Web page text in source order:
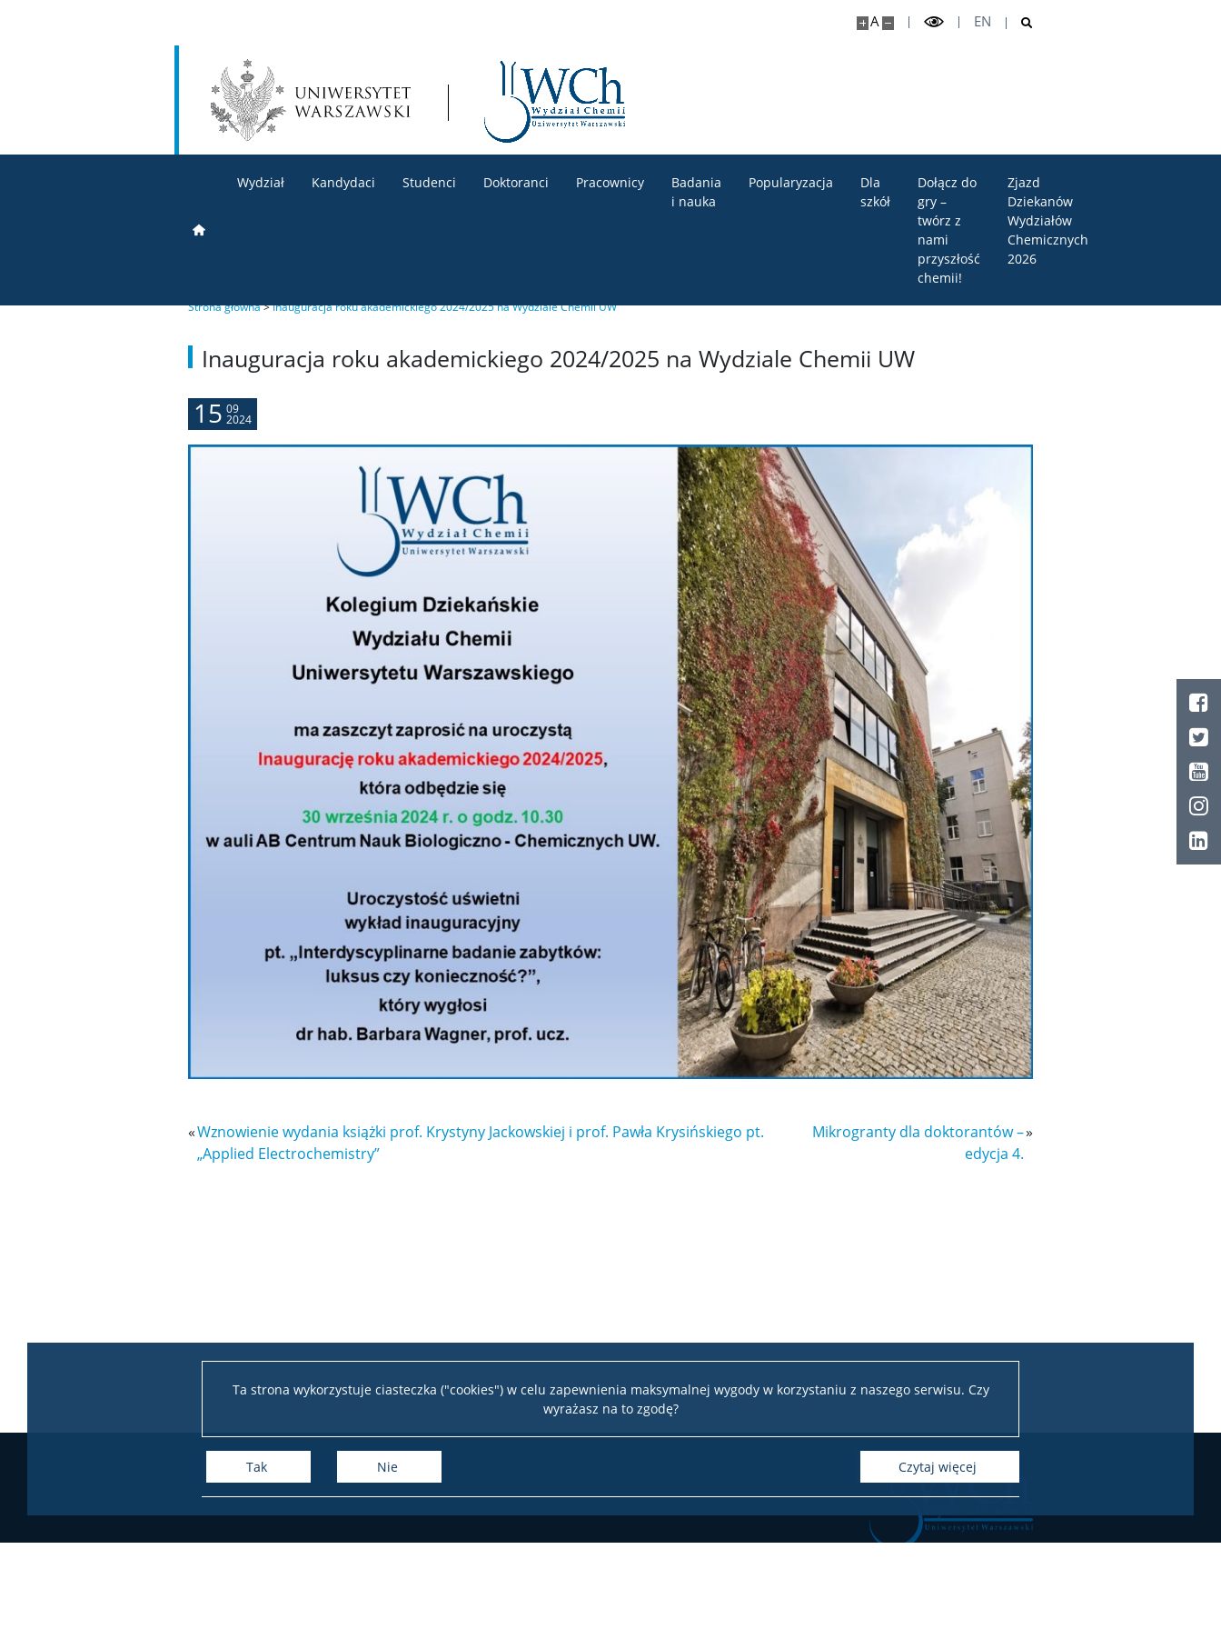
Ta strona wykorzystuje ciasteczka ("cookies") w celu zapewnienia maksymalnej wygody w korzystaniu z naszego serwisu. Czy
wyrażasz na to zgodę?
Tak Nie czytaj więcej
A EN
Wydział Kandydaci Studenci Doktoranci Pracownicy
Badania
i nauka
Popularyzacja
Dla
szkół
Dołącz do
gry –
twórz z
nami
przyszłość
chemii!
Zjazd
Dziekanów
Wydziałów
Chemicznych
2026
Strona główna>Inauguracja roku akademickiego 2024/2025 na Wydziale Chemii UW
Inauguracja roku akademickiego 2024/2025 na Wydziale Chemii UW
15 09
2024
«Wznowienie wydania książki prof. Krystyny Jackowskiej i prof. Pawła Krysińskiego pt.
„Applied Electrochemistry”
Mikrogranty dla doktorantów –
edycja 4.
»